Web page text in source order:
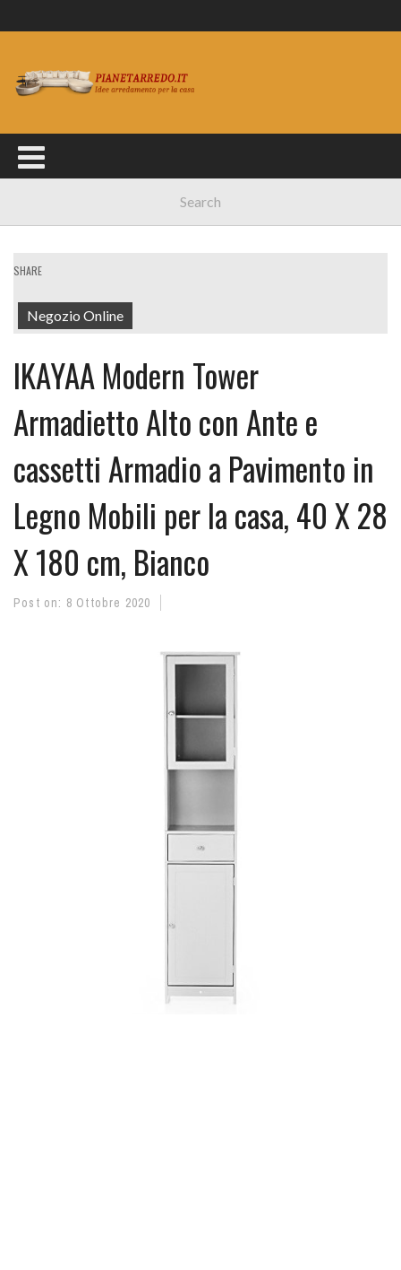
SHARE
Negozio Online
IKAYAA Modern Tower
Armadietto Alto con Ante e
cassetti Armadio a Pavimento in
Legno Mobili per la casa, 40 X 28
X 180 cm, Bianco
Post on: 8 Ottobre 2020